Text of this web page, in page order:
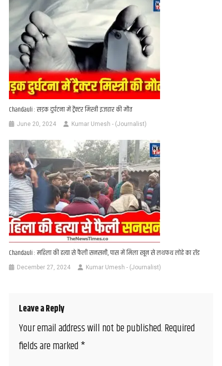
Chandauli : सड़क दुर्घटना में ट्रैक्टर मिस्त्री इजहार की मौत
June 20, 2024 Kumar Umesh - (Journalist)
Chandauli : महिला की हत्या से फैली सनसनी, पास में मिला खून से लथफथ लोहे का रॉड
December 27, 2024 Kumar Umesh - (Journalist)
Leave a Reply
Your email address will not be published.Required
fields are marked*